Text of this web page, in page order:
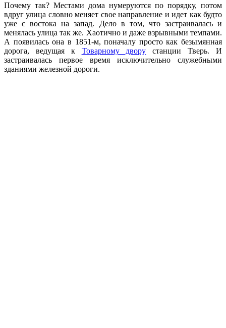
Почему так? Местами дома нумеруются по порядку, потом
вдруг улица словно меняет свое направление и идет как будто
уже с востока на запад. Дело в том, что застраивалась и
менялась улица так же. Хаотично и даже взрывными темпами.
А появилась она в 1851-м, поначалу просто как безымянная
дорога, ведущая к Товарному двору станции Тверь. И
застраивалась первое время исключительно служебными
зданиями железной дороги.